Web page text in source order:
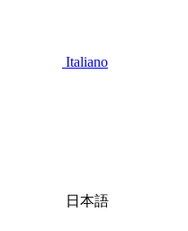
Italiano
日本語